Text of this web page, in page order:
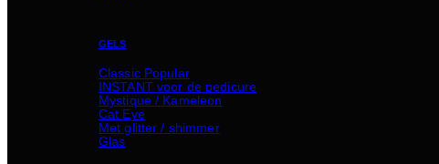
GELS
Classic
INSTANT voor de pedicure
Mystique / Kameleon
Cat Eye
Met glitter / shimmer
Glas